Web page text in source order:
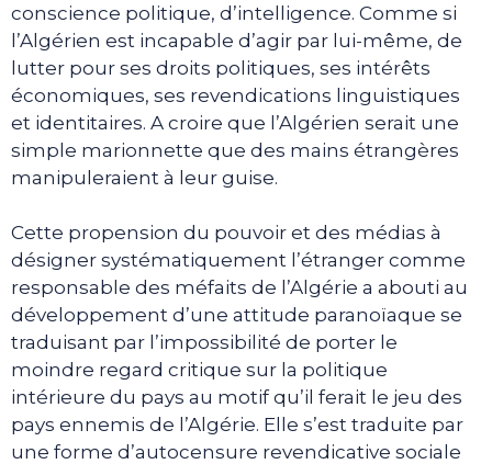
conscience politique, d’intelligence. Comme si
l’Algérien est incapable d’agir par lui-même, de
lutter pour ses droits politiques, ses intérêts
économiques, ses revendications linguistiques
et identitaires. A croire que l’Algérien serait une
simple marionnette que des mains étrangères
manipuleraient à leur guise.
Cette propension du pouvoir et des médias à
désigner systématiquement l’étranger comme
responsable des méfaits de l’Algérie a abouti au
développement d’une attitude paranoïaque se
traduisant par l’impossibilité de porter le
moindre regard critique sur la politique
intérieure du pays au motif qu’il ferait le jeu des
pays ennemis de l’Algérie. Elle s’est traduite par
une forme d’autocensure revendicative sociale